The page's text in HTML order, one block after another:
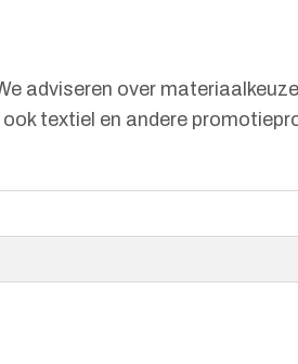
adviseren over
textiel en andere